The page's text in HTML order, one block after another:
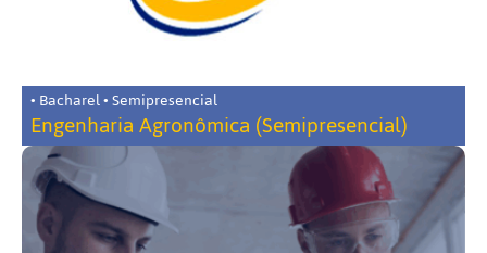
• Bacharel • Semipresencial
Engenharia Agronômica (Semipresencial)